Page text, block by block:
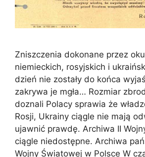
Zniszczenia dokonane przez
niemieckich, rosyjskich i
dzień nie zostały do końca
zakrywa je mgła… Rozmiar
doznali Polacy sprawia że
Rosji, Ukrainy ciągle nie mają
ujawnić prawdę. Archiwa II
ciągle niedostępne. Archiwa
Wojny Światowej w Polsce W